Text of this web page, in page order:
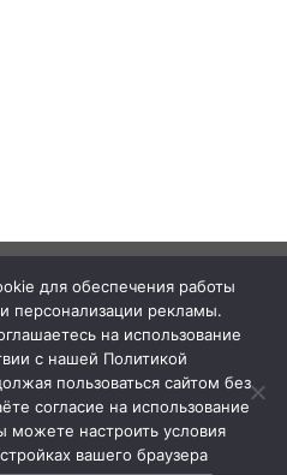
GalussoThemes.com
Работает на
WordPress
для обеспечения работы
персонализации рекламы.
на использование
с нашей Политикой
пользоваться сайтом без
согласие на использование
можете настроить условия
вашего браузера